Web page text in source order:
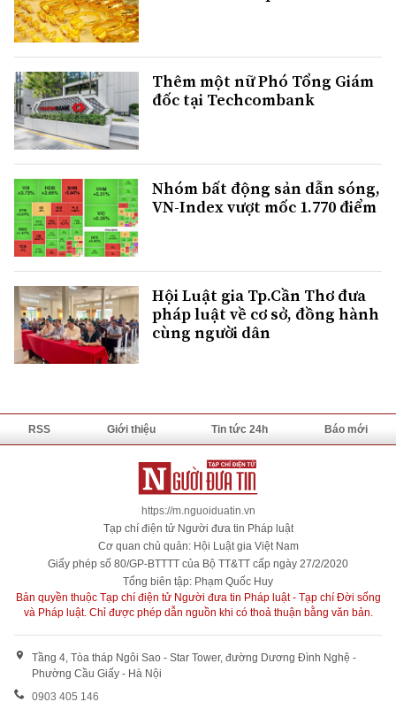
Thêm một nữ Phó Tổng Giám
đốc tại Techcombank
Nhóm bất động sản dẫn sóng,
VN-Index vượt mốc 1.770 điểm
Hội Luật gia Tp.Cần Thơ đưa
pháp luật về cơ sở, đồng hành
cùng người dân
RSS Giới thiệu Tin tức 24h Báo mới
https://m.nguoiduatin.vn
Tạp chí điện tử Người đưa tin Pháp luật
Cơ quan chủ quản: Hội Luật gia Việt Nam
Giấy phép số 80/GP-BTTTT của Bộ TT&TT cấp ngày 27/2/2020
Tổng biên tập: Phạm Quốc Huy
Bản quyền thuộc Tạp chí điện tử Người đưa tin Pháp luật - Tạp chí Đời sống
và Pháp luật. Chỉ được phép dẫn nguồn khi có thoả thuận bằng văn bản.
Tầng 4, Tòa tháp Ngôi Sao - Star Tower, đường Dương Đình Nghệ -
Phường Cầu Giấy - Hà Nội
0903 405 146